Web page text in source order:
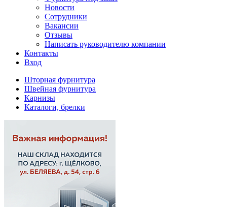
Новости
Сотрудники
Вакансии
Отзывы
Написать руководителю компании
Контакты
Вход
Шторная фурнитура
Швейная фурнитура
Карнизы
Каталоги, брелки